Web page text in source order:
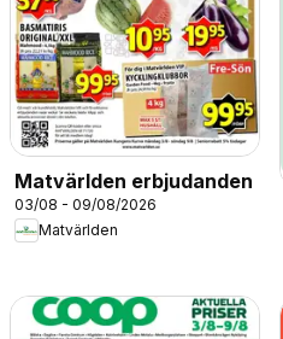
Matvärlden erbjudanden
03/08 - 09/08/2026
Matvärlden